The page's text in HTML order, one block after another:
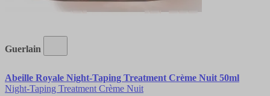
Guerlain
Abeille Royale Night-Taping Treatment Crème Nuit 50ml
Night-Taping Treatment Crème Nuit